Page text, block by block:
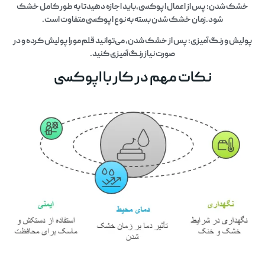
خشک شدن: پس از اعمال اپوکسی،باید اجازه دهیدتا به طور کامل خشک
شود.زمان خشک شدن بسته به نوع اپوکسی متفاوت است.
پولیش و رنگ‌آمیزی: پس از خشک شدن، می‌توانید قلم مو را پولیش کرده و در
صورت نیاز رنگ‌آمیزی کنید.
نکات مهم در کار با اپوکسی